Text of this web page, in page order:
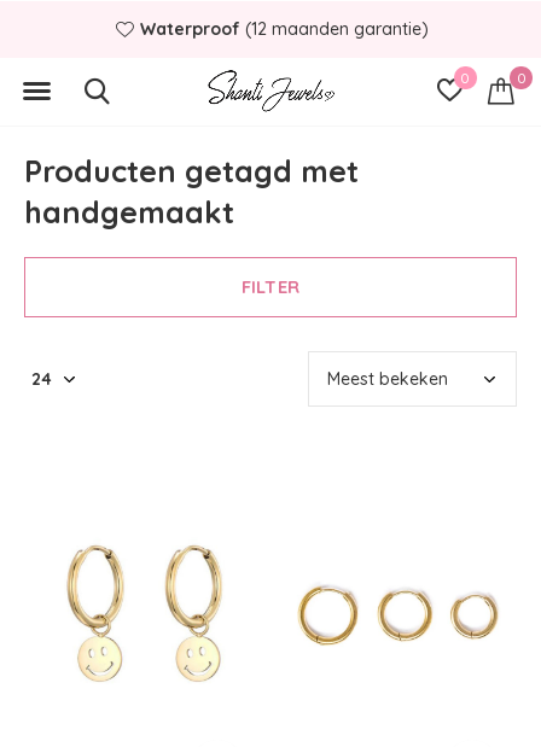
0 0
Waterproof (12 maanden garantie)
Producten getagd met
handgemaakt
FILTER